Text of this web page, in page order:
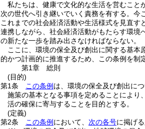
私たちは、健康で文化的な生活を営むこと
次の世代へ引き継いでいく責務を有する。今
これまでの社会経済活動や生活様式を見直
連携しながら、社会経済活動がもたらす環境
の新たな一歩を踏み出さなければならない。
ここに、環境の保全及び創出に関する基
的かつ計画的に推進するため、この条例を制
第1章
総則
(目的)
第1条
この条例 は、環境の保全及び創出に
施策の基本となる事項を定めることにより
活の確保に寄与することを目的とする。
(定義)
第2条
この条例 において、 次の各号に掲げ